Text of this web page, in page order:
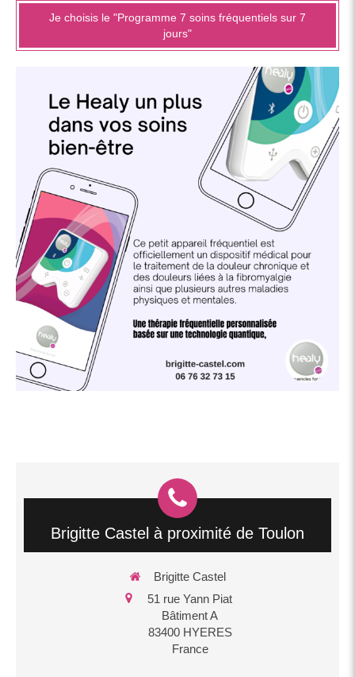
Je choisis le "Programme 7 soins fréquentiels sur 7
jours"
Brigitte Castel à proximité de Toulon
Brigitte Castel
51 rue Yann Piat
Bâtiment A
83400 HYERES
France